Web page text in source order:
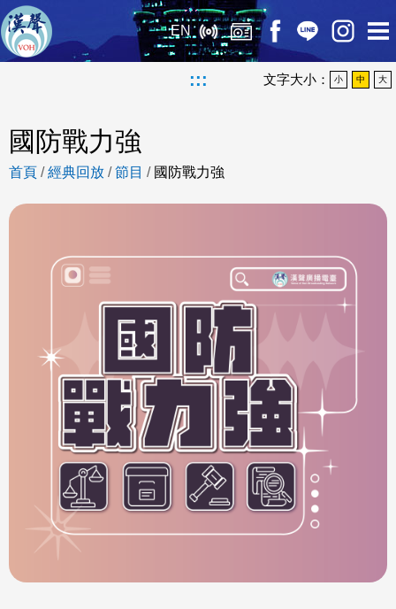
EN
::: 文字大小： 小 中 大
國防戰力強
首頁 /經典回放 /節目 / 國防戰力強